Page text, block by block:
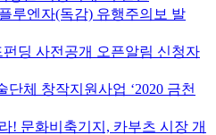
루엔자(독감) 유행주의보 발
펀딩 사전공개 오픈알림 신청자
체 창작지원사업 ‘2020 금천
! 문화비축기지, 카부츠 시장 개